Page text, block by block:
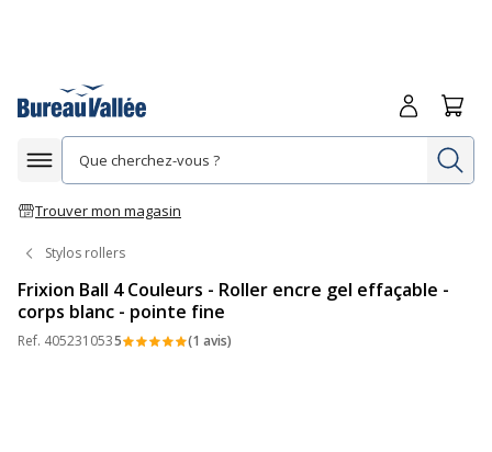
Afficher la navigation
Trouver mon magasin
Me
Stylos rollers
Frixion Ball 4 Couleurs - Roller encre gel effaçable -
corps blanc - pointe fine
Ref. 4052310535 (1 avis)